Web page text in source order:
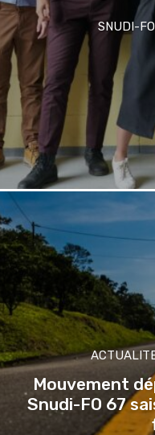
SNUDI-
Mouvement
Snudi-FO 67